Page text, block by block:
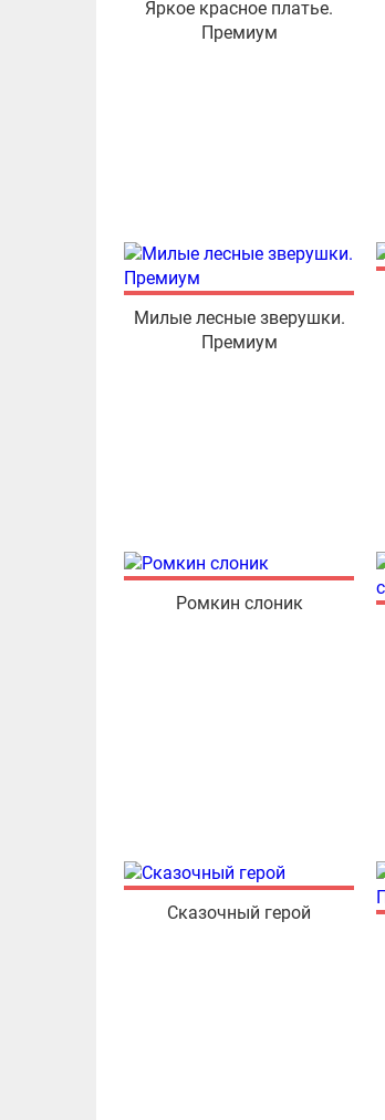
Яркое красное платье.
Премиум
Милые лесные зверушки.
Премиум
Ромкин слоник
Сказочный герой